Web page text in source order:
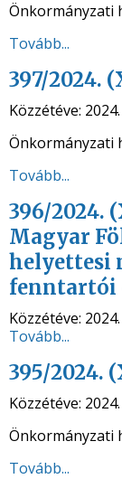
Önkormányzati
Tovább...
397/2024.
Közzétéve:
Önkormányzati
Tovább...
396/2024.
Magyar
helyettesi
fenntartói
Közzétéve:
Tovább...
395/2024.
Közzétéve:
Önkormányzati
Tovább...